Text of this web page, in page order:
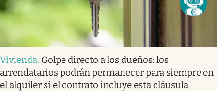
Vivienda. Golpe directo a los dueños: los
arrendatarios podrán permanecer para siempre en
el alquiler si el contrato incluye esta cláusula